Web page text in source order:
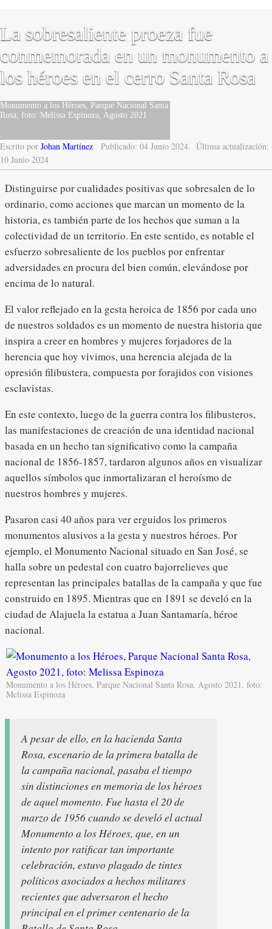
La sobresaliente proeza fue
conmemorada en un monumento a
los héroes en el cerro Santa Rosa
Monumento a los Héroes, Parque Nacional Santa
Rosa, foto: Melissa Espinoza, Agosto 2021
.
Escrito por Johan Martínez Publicado: 04 Junio 2024. Última actualización:
10 Junio 2024
Distinguirse por cualidades positivas que sobresalen de lo
ordinario, como acciones que marcan un momento de la
historia, es también parte de los hechos que suman a la
colectividad de un territorio. En este sentido, es notable el
esfuerzo sobresaliente de los pueblos por enfrentar
adversidades en procura del bien común, elevándose por
encima de lo natural.
El valor reflejado en la gesta heroica de 1856 por cada uno
de nuestros soldados es un momento de nuestra historia que
inspira a creer en hombres y mujeres forjadores de la
herencia que hoy vivimos, una herencia alejada de la
opresión filibustera, compuesta por forajidos con visiones
esclavistas.
En este contexto, luego de la guerra contra los filibusteros,
las manifestaciones de creación de una identidad nacional
basada en un hecho tan significativo como la campaña
nacional de 1856-1857, tardaron algunos años en visualizar
aquellos símbolos que inmortalizaran el heroísmo de
nuestros hombres y mujeres.
Pasaron casi 40 años para ver erguidos los primeros
monumentos alusivos a la gesta y nuestros héroes. Por
ejemplo, el Monumento Nacional situado en San José, se
halla sobre un pedestal con cuatro bajorrelieves que
representan las principales batallas de la campaña y que fue
construido en 1895. Mientras que en 1891 se develó en la
ciudad de Alajuela la estatua a Juan Santamaría, héroe
nacional.
Monumento a los Héroes, Parque Nacional Santa Rosa, Agosto 2021, foto:
Melissa Espinoza
A pesar de ello, en la hacienda Santa
Rosa, escenario de la primera batalla de
la campaña nacional, pasaba el tiempo
sin distinciones en memoria de los héroes
de aquel momento. Fue hasta el 20 de
marzo de 1956 cuando se develó el actual
Monumento a los Héroes, que, en un
intento por ratificar tan importante
celebración, estuvo plagado de tintes
políticos asociados a hechos militares
recientes que adversaron el hecho
principal en el primer centenario de la